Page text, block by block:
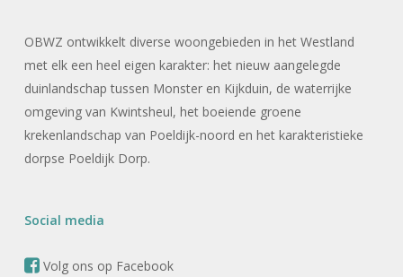
OBWZ ontwikkelt diverse woongebieden in het Westland
met elk een heel eigen karakter: het nieuw aangelegde
duinlandschap tussen Monster en Kijkduin, de waterrijke
omgeving van Kwintsheul, het boeiende groene
krekenlandschap van Poeldijk-noord en het karakteristieke
dorpse Poeldijk Dorp.
Social media
Volg ons op Facebook